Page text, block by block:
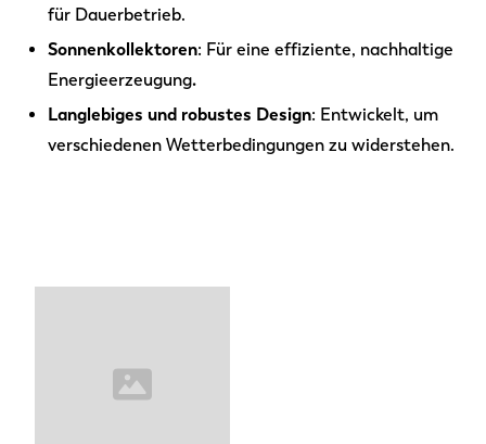
für Dauerbetrieb.
Sonnenkollektoren: Für eine effiziente, nachhaltige
Energieerzeugung.‍
Langlebiges und robustes Design: Entwickelt, um
verschiedenen Wetterbedingungen zu widerstehen.